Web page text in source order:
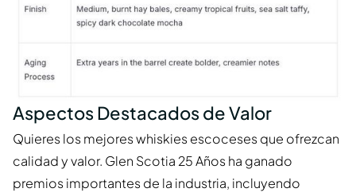
Aspectos Destacados de Valor
Quieres los mejores whiskies escoceses que ofrezcan
calidad y valor. Glen Scotia 25 Años ha ganado
premios importantes de la industria, incluyendo